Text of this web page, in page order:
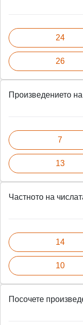
24
26
Произведението
7
13
Частното на
14
10
Посочете